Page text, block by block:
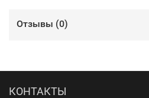
Отзывы (0)
КОНТАКТЫ